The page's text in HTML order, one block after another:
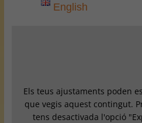
English
Els teus ajustaments poden
que vegis aquest contingut.
tens desactivada l'opció